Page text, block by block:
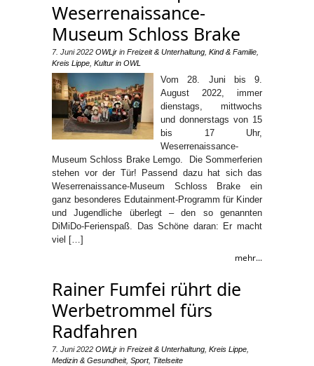
Weserrenaissance-
Museum Schloss Brake
7. Juni 2022 OWLjr in Freizeit & Unterhaltung Kind & Familie
Kreis Lippe Kultur in OWL
Vom 28. Juni bis 9.
August 2022, immer
dienstags, mittwochs
und donnerstags von 15
bis 17 Uhr,
Weserrenaissance-
Museum Schloss Brake Lemgo. Die Sommerferien
stehen vor der Tür! Passend dazu hat sich das
Weserrenaissance-Museum Schloss Brake ein
ganz besonderes Edutainment-Programm für Kinder
und Jugendliche überlegt – den so genannten
DiMiDo-Ferienspaß. Das Schöne daran: Er macht
viel […]
mehr...
Rainer Fumfei rührt die
Werbetrommel fürs
Radfahren
7. Juni 2022 OWLjr in Freizeit & Unterhaltung Kreis Lippe
Medizin & Gesundheit, Sport, Titelseite